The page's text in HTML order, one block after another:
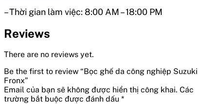
– Thời gian làm việc: 8:00 AM – 18:00 PM
Reviews
There are no reviews yet.
Be the first to review “Bọc ghế da công nghiệp Suzuki
Fronx”
Email của bạn sẽ không được hiển thị công khai. Các
trường bắt buộc được đánh dấu *